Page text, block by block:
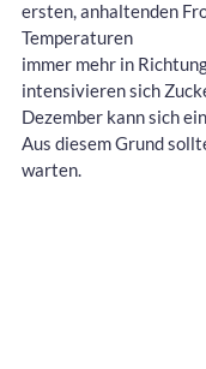
ersten, anhaltenden
Temperaturen
immer mehr in
intensivieren sich
Dezember kann sich
Aus diesem Grund
warten.